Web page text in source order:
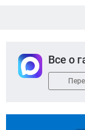
Все о